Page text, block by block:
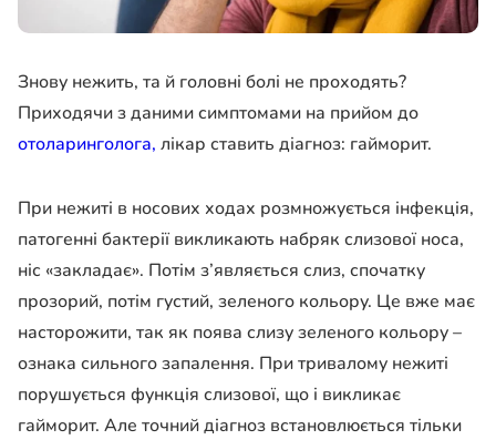
Знову нежить, та й головні болі не проходять?
Приходячи з даними симптомами на прийом до
отоларинголога, лікар ставить діагноз: гайморит.
При нежиті в носових ходах розмножується інфекція,
патогенні бактерії викликають набряк слизової носа,
ніс «закладає». Потім з’являється слиз, спочатку
прозорий, потім густий, зеленого кольору. Це вже має
насторожити, так як поява слизу зеленого кольору –
ознака сильного запалення. При тривалому нежиті
порушується функція слизової, що і викликає
гайморит. Але точний діагноз встановлюється тільки